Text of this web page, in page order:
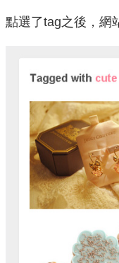
點選了tag之後，網